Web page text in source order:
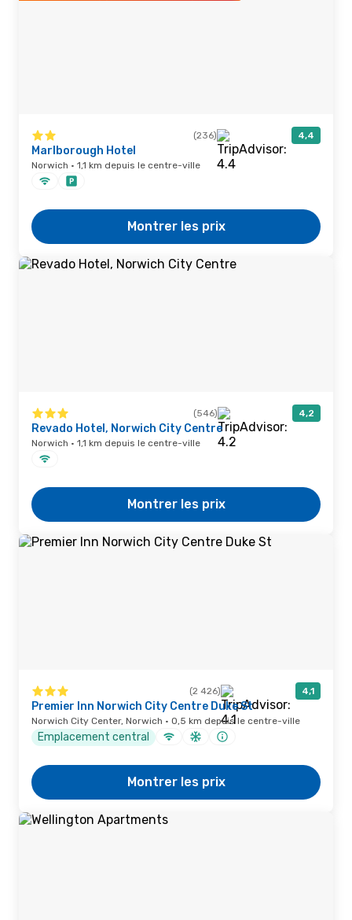
(236) 4,4
Marlborough Hotel
Norwich · 1,1 km depuis le centre-ville
Montrer les prix
(546) 4,2
Revado Hotel, Norwich City Centre
Norwich · 1,1 km depuis le centre-ville
Montrer les prix
(2 426) 4,1
Premier Inn Norwich City Centre Duke St
Norwich City Center, Norwich · 0,5 km depuis le centre-ville
Emplacement central
Montrer les prix